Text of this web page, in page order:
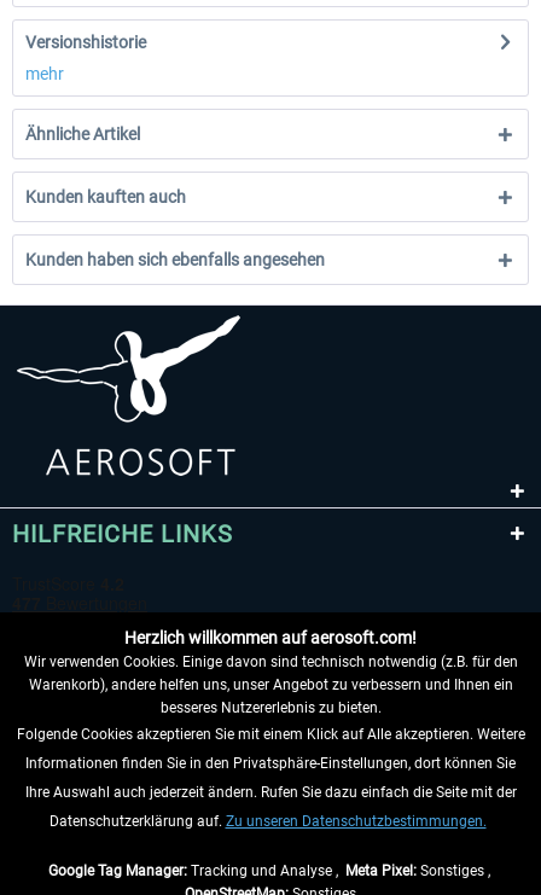
Versionshistorie
mehr
Ähnliche Artikel
Kunden kauften auch
Kunden haben sich ebenfalls angesehen
HILFREICHE LINKS
VERTRAG WIDERRUFEN
INFORMATIONEN
Herzlich willkommen auf aerosoft.com!
Wir verwenden Cookies. Einige davon sind technisch notwendig (z.B. für den
Warenkorb), andere helfen uns, unser Angebot zu verbessern und Ihnen ein
besseres Nutzererlebnis zu bieten.
Folgende Cookies akzeptieren Sie mit einem Klick auf Alle akzeptieren. Weitere
Informationen finden Sie in den Privatsphäre-Einstellungen, dort können Sie
Ihre Auswahl auch jederzeit ändern. Rufen Sie dazu einfach die Seite mit der
Datenschutzerklärung auf. Zu unseren Datenschutzbestimmungen.
Google Tag Manager:Tracking und Analyse , Meta Pixel:Sonstiges ,